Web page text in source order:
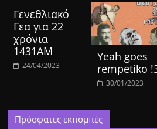
Γενεθλιακό
Γεα για 22
χρόνια
1431ΑΜ
24/04/2023
Yeah goes
rempetiko
30/01/2023
Πρόσφατες εκπομπές